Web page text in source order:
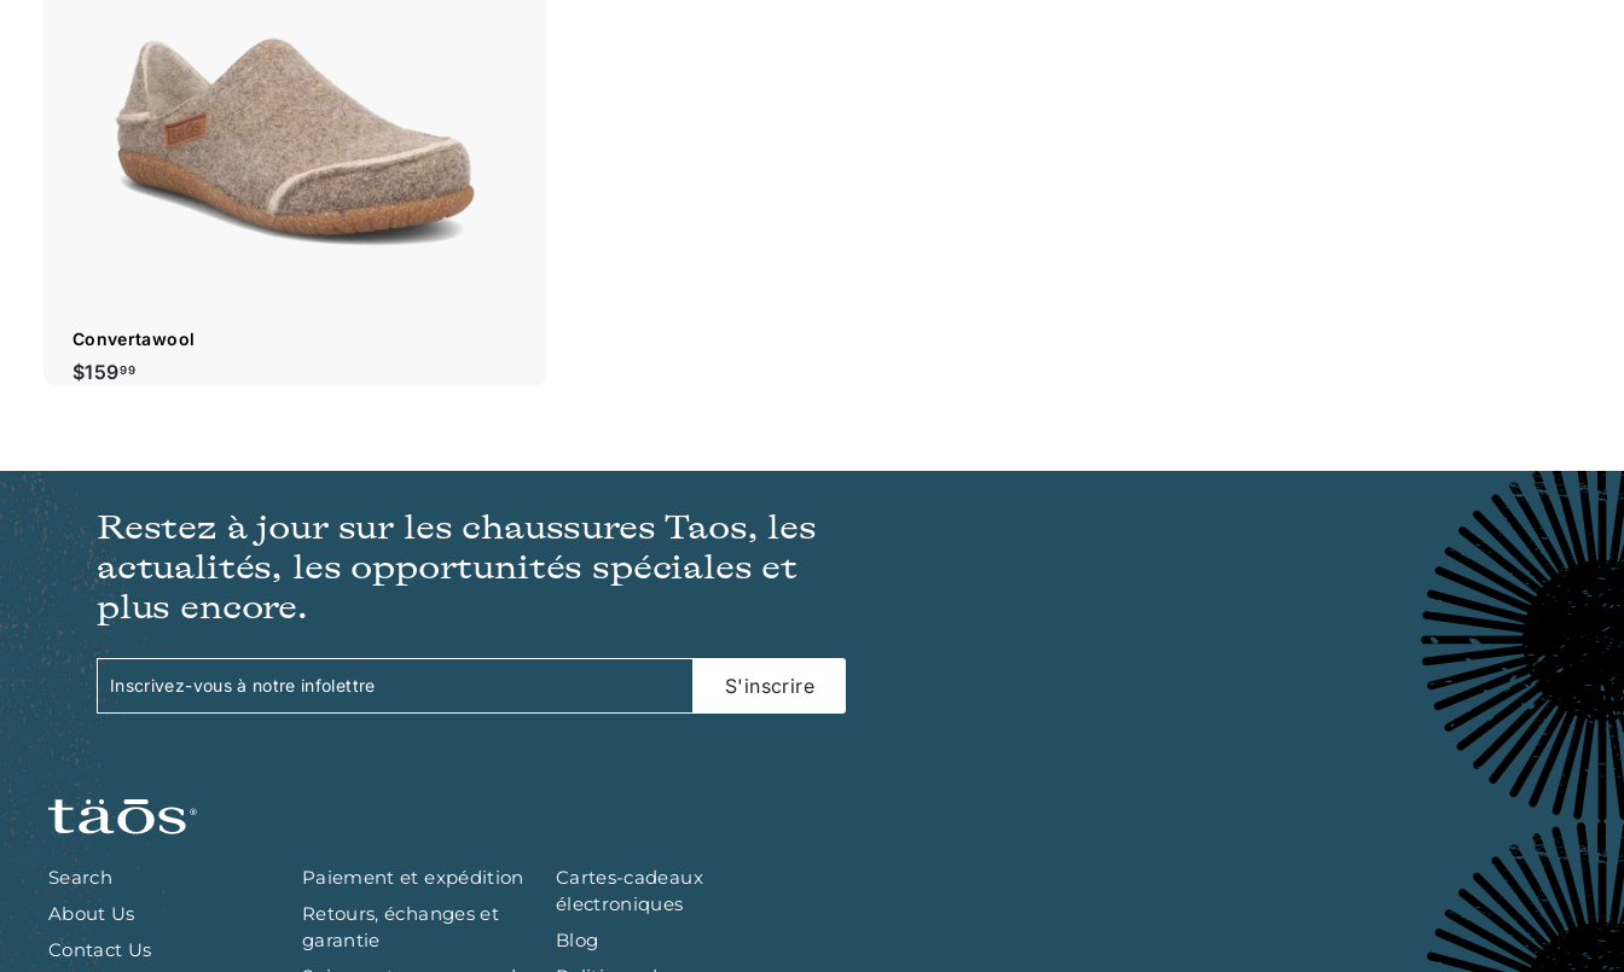
Convertawool
$15999$
9
Restez à jour sur les chaussures Taos, les
actualités, les opportunités spéciales et
plus encore.
Inscrivez-
vous
à
infolettre
S'inscrire
S'inscrire
Search
About Us
Contact Us
Paiement et expédition
Retours, échanges et
garantie
Cartes-cadeaux
électroniques
Blog